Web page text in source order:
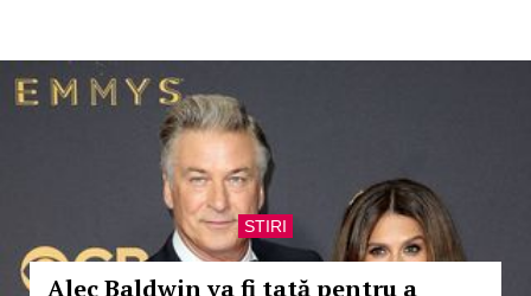
STIRI
Alec Baldwin va fi tată pentru a